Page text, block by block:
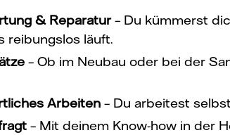
& Reparatur– Du kümmerst
reibungslos läuft.
– Ob im Neubau oder bei der
Arbeiten– Du arbeitest
– Mit deinem Know-how in der